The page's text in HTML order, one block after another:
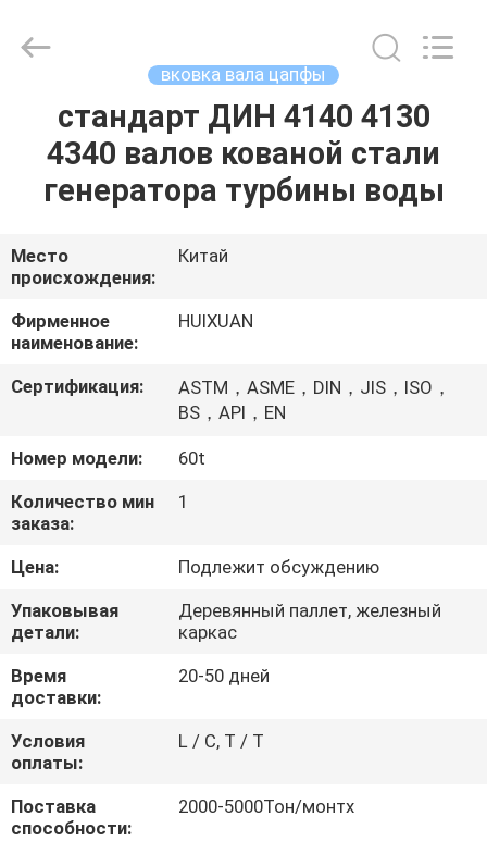
ДОМ
ПРОДУКТЫ
РОЛИКИ
О
НАС
ПУТЕШЕСТВИЕ
ФАБРИКИ
ПРОВЕРКА
КАЧЕСТВА
КАРТА
САЙТА
PRIVACY
ENERGY
EQUIPMENT
вковка вала цапфы
стандарт ДИН 4140 4130
4340 валов кованой стали
генератора турбины воды
Место
происхождения:
Китай
Фирменное
наименование:
HUIXUAN
Сертификация:
ASTM，ASME，DIN，JIS，ISO，
BS，API，EN
Номер модели:
60t
Количество мин
заказа:
1
Цена:
Подлежит обсуждению
Упаковывая
детали:
Деревянный паллет, железный
каркас
Время
доставки:
20-50 дней
Условия
оплаты:
L / C, T / T
Поставка
способности:
2000-5000Тон/монтх